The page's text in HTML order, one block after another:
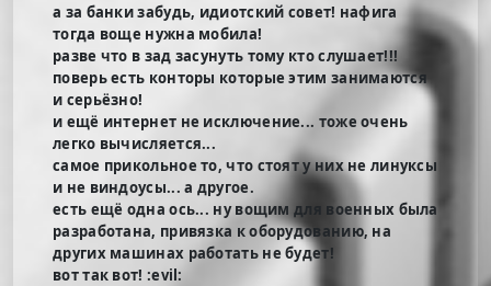
а за банки забудь, идиотский совет! нафига
тогда воще нужна мобила!
разве что в зад засунуть тому кто слушает!!!
поверь есть конторы которые этим занимаются
и серьёзно!
и ещё интернет не исключение... тоже очень
легко вычисляется...
самое прикольное то, что стоят у них не линуксы
и не виндоусы... а другое.
есть ещё одна ось... ну вощим для военных была
разработана, привязка к оборудованию, на
других машинах работать не будет!
вот так вот! :evil: